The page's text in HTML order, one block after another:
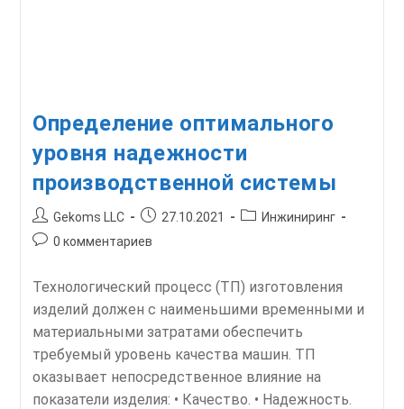
Определение оптимального
уровня надежности
производственной системы
Автор
записи:
Gekoms LLC
Запись27.10.2021
Рубрика
Инжиниринг
Комментарии
0 комментариев
Технологический процесс (ТП) изготовления
изделий должен с наименьшими временными и
материальными затратами обеспечить
требуемый уровень качества машин. ТП
оказывает непосредственное влияние на
показатели изделия: • Качество. • Надежность.